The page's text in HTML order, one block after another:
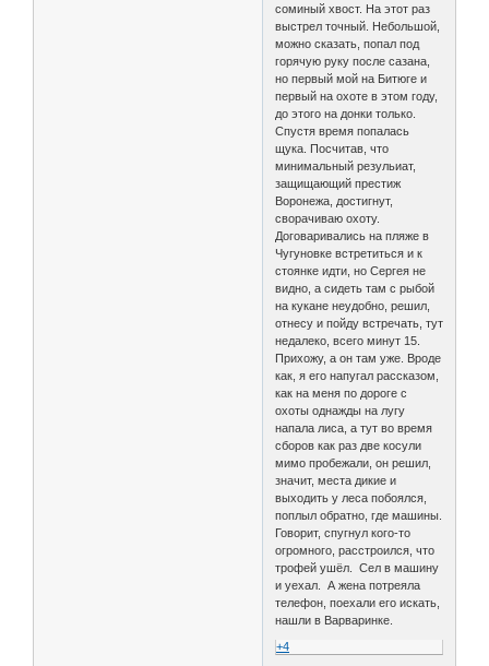
соминый хвост. На этот раз
выстрел точный. Небольшой,
можно сказать, попал под
горячую руку после сазана,
но первый мой на Битюге и
первый на охоте в этом году,
до этого на донки только.
Спустя время попалась
щука. Посчитав, что
минимальный резульиат,
защищающий престиж
Воронежа, достигнут,
сворачиваю охоту.
Договаривались на пляже в
Чугуновке встретиться и к
стоянке идти, но Сергея не
видно, а сидеть там с рыбой
на кукане неудобно, решил,
отнесу и пойду встречать, тут
недалеко, всего минут 15.
Прихожу, а он там уже. Вроде
как, я его напугал рассказом,
как на меня по дороге с
охоты однажды на лугу
напала лиса, а тут во время
сборов как раз две косули
мимо пробежали, он решил,
значит, места дикие и
выходить у леса побоялся,
поплыл обратно, где машины.
Говорит, спугнул кого-то
огромного, расстроился, что
трофей ушёл. Сел в машину
и уехал. А жена потреяла
телефон, поехали его искать,
нашли в Варваринке.
+4